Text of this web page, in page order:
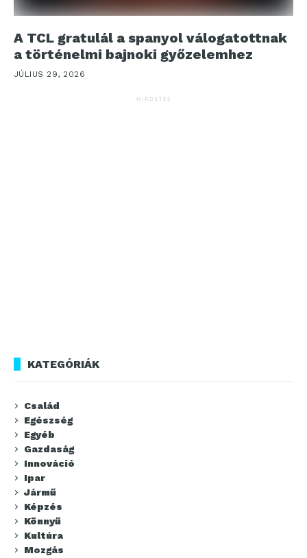
A TCL gratulál a spanyol válogatottnak
a történelmi bajnoki győzelemhez
JÚLIUS 29, 2026
HIRDETÉS
KATEGÓRIÁK
Család
Egészség
Egyéb
Gazdaság
Innováció
Ipar
Jármű
Képzés
Könnyű
Kultúra
Mozgás